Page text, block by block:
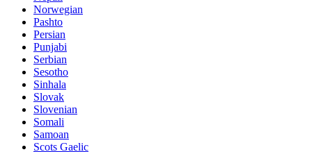
Norwegian
Pashto
Persian
Punjabi
Serbian
Sesotho
Sinhala
Slovak
Slovenian
Somali
Samoan
Scots Gaelic